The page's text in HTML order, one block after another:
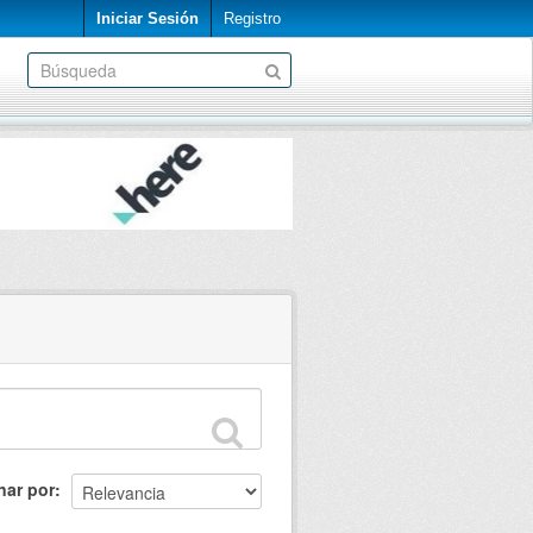
Iniciar Sesión Registro
por